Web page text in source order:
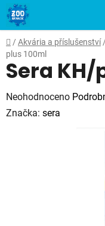
Přejít
na
obsah
Domů
/ Akvária a příslušenství /
plus 100ml
Sera
Průměrné
hodnocení
Neohodnoceno
Značka: sera